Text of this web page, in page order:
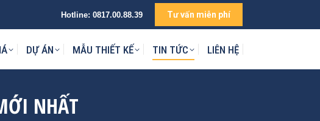
Hotline: 0817.00.88.39 Tư vấn miễn phí
DỰ ÁN MẪU THIẾT KẾ TIN TỨC LIÊN HỆ
NHẤT
LIÊN HỆ